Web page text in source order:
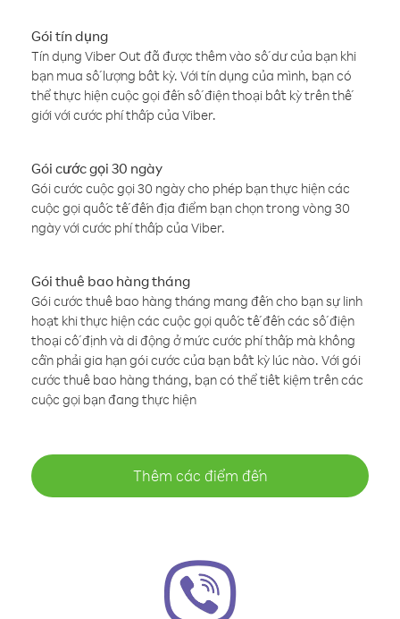
Gói tín dụng
Tín dụng Viber Out đã được thêm vào số dư của bạn khi
bạn mua số lượng bất kỳ. Với tín dụng của mình, bạn có
thể thực hiện cuộc gọi đến số điện thoại bất kỳ trên thế
giới với cước phí thấp của Viber.
Gói cước gọi 30 ngày
Gói cước cuộc gọi 30 ngày cho phép bạn thực hiện các
cuộc gọi quốc tế đến địa điểm bạn chọn trong vòng 30
ngày với cước phí thấp của Viber.
Gói thuê bao hàng tháng
Gói cước thuê bao hàng tháng mang đến cho bạn sự linh
hoạt khi thực hiện các cuộc gọi quốc tế đến các số điện
thoại cố định và di động ở mức cước phí thấp mà không
cần phải gia hạn gói cước của bạn bất kỳ lúc nào. Với gói
cước thuê bao hàng tháng, bạn có thể tiết kiệm trên các
cuộc gọi bạn đang thực hiện
Thêm các điểm đến